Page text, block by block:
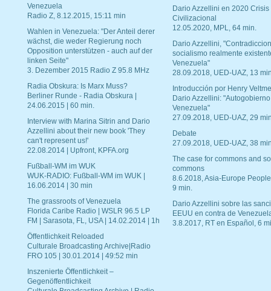
Venezuela
Radio Z, 8.12.2015, 15:11 min
Wahlen in Venezuela: "Der Anteil derer
wächst, die weder Regierung noch
Opposition unterstützen - auch auf der
linken Seite"
3. Dezember 2015 Radio Z 95.8 MHz
Radia Obskura: Is Marx Muss?
Berliner Runde - Radia Obskura |
24.06.2015 | 60 min.
Interview with Marina Sitrin and Dario
Azzellini about their new book 'They
can't represent us!'
22.08.2014 | Upfront, KPFA.org
Fußball-WM im WUK
WUK-RADIO: Fußball-WM im WUK |
16.06.2014 | 30 min
The grassroots of Venezuela
Florida Caribe Radio | WSLR 96.5 LP
FM | Sarasota, FL, USA | 14.02.2014 | 1h
Öffentlichkeit Reloaded
Culturale Broadcasting Archive|Radio
FRO 105 | 30.01.2014 | 49:52 min
Inszenierte Öffentlichkeit –
Gegenöffentlichkeit
Dario Azzellini en 2020 Crisis
Civilizacional
12.05.2020, MPL, 64 min.
Dario Azzellini,
socialismo realmente
Venezuela"
28.09.2018, UED-UAZ, 13
Introducción por Henry
Dario Azzellini:
Venezuela"
27.09.2018, UED-UAZ, 29
Debate
27.09.2018, UED-UAZ, 38
The case for commons and
commons
8.6.2018, Asia-Europe
9 min.
Dario Azzellini sobre las
EEUU en contra de
3.8.2017, RT en Español, 6